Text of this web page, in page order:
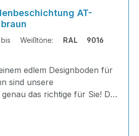
AT-
bis Weißtöne: RAL 9016
edlem Designboden für
sind unsere
das richtige für Sie! Der